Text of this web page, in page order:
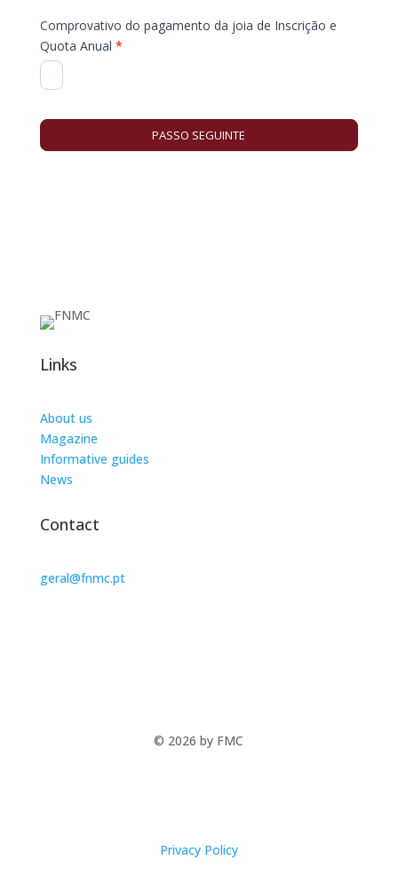
Comprovativo do pagamento da joia de Inscrição e
Quota Anual *
PASSO SEGUINTE
Links
About us
Magazine
Informative guides
News
Contact
geral@fnmc.pt
© 2026 by FMC
Privacy Policy